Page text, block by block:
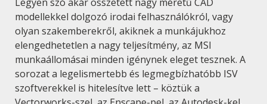
modellekkel dolgozó irodai felhasználókról, vagy
olyan szakemberekről, akiknek a munkájukhoz
elengedhetetlen a nagy teljesítmény, az MSI
munkaállomásai minden igénynek eleget tesznek. A
sorozat a legelismertebb és legmegbízhatóbb ISV
szoftverekkel is hitelesítve lett – köztük a